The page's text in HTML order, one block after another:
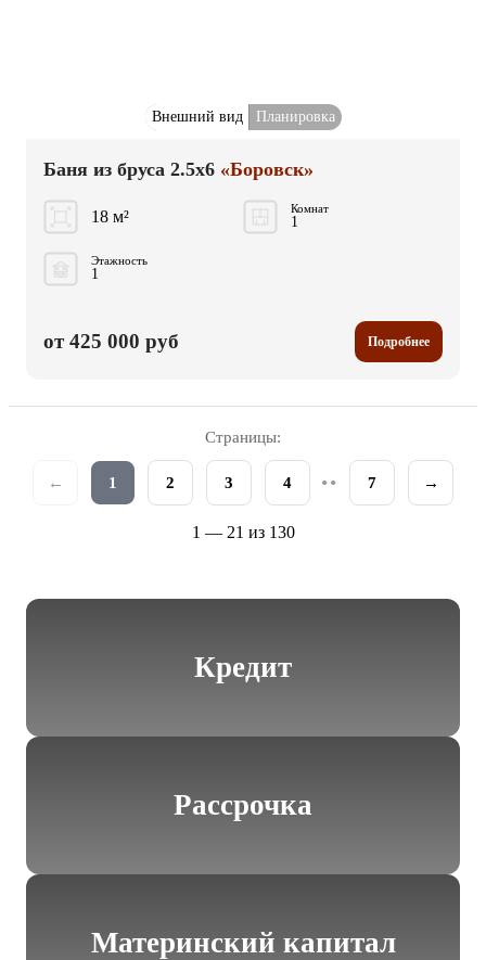
Внешний вид Планировка
Баня из бруса 2.5x6 «Боровск»
18 м² Комнат
1
Этажность
1
от 425 000 руб Подробнее
Страницы:
← 1 2 3 4 •• 7 →
1 — 21 из 130
Кредит
Рассрочка
Материнский капитал